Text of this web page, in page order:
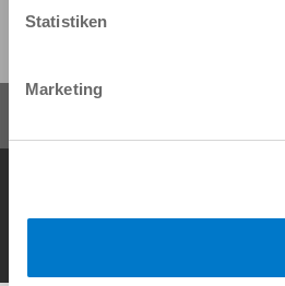
Statistiken
Marketing